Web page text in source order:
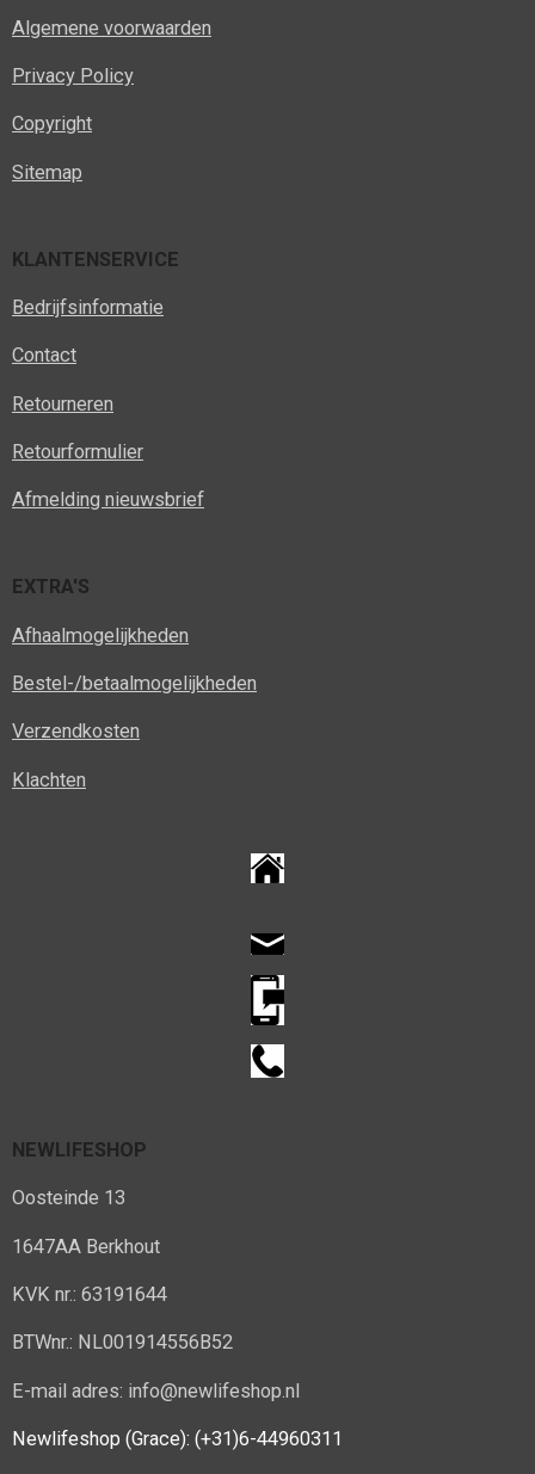
Algemene voorwaarden
Privacy Policy
Copyright
Sitemap
KLANTENSERVICE
Bedrijfsinformatie
Contact
Retourneren
Retourformulier
Afmelding nieuwsbrief
EXTRA'S
Afhaalmogelijkheden
Bestel-/betaalmogelijkheden
Verzendkosten
Klachten
NEWLIFESHOP
Oosteinde 13
1647AA Berkhout
KVK nr.: 63191644
BTWnr.: NL001914556B52
E-mail adres: info@newlifeshop.nl
Newlifeshop (Grace): (+31)6-44960311